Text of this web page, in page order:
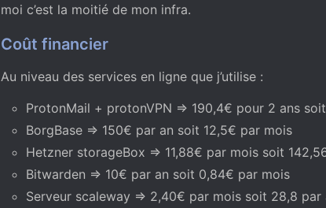
moi c’est la moitié de mon infra.
Coût financier
Au niveau des services en ligne que j’utilise :
ProtonMail + protonVPN => 190,4€ pour 2 ans
BorgBase => 150€ par an soit 12,5€ par mois
Hetzner storageBox => 11,88€ par mois soit
Bitwarden => 10€ par an soit 0,84€ par mois
Serveur scaleway => 2,40€ par mois soit 28,8 par